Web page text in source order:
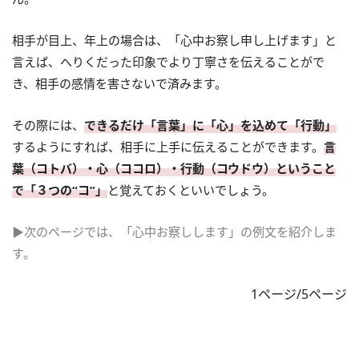
相手が目上、年上の場合は、「心中お察し申し上げます」と
言えば、へりくだった印象でより丁寧さを伝えることがで
き、相手の感情を害さないで済みます。
その際には、 できるだけ「言葉」に「心」を込めて「行動」
するようにすれば、相手に上手に伝えることができます。 言
葉（コトバ）・心（ココロ）・行動（コウドウ）ということ
で「３つの“コ”」と覚えておくといいでしょう。
▶次のページでは、「心中お察しします」の例文を紹介しま
す。
1ページ/5ページ